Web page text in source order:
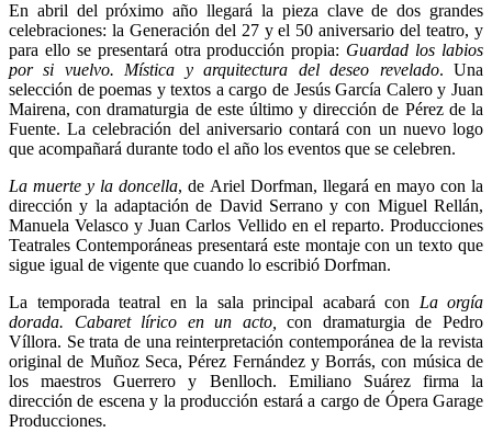
En abril del próximo año llegará la pieza clave de dos grandes
celebraciones: la Generación del 27 y el 50 aniversario del teatro, y
para ello se presentará otra producción propia: Guardad los labios
por si vuelvo. Mística y arquitectura del deseo revelado. Una
selección de poemas y textos a cargo de Jesús García Calero y Juan
Mairena, con dramaturgia de este último y dirección de Pérez de la
Fuente. La celebración del aniversario contará con un nuevo logo
que acompañará durante todo el año los eventos que se celebren.
La muerte y la doncella, de Ariel Dorfman, llegará en mayo con la
dirección y la adaptación de David Serrano y con Miguel Rellán,
Manuela Velasco y Juan Carlos Vellido en el reparto. Producciones
Teatrales Contemporáneas presentará este montaje con un texto que
sigue igual de vigente que cuando lo escribió Dorfman.
La temporada teatral en la sala principal acabará con La orgía
dorada. Cabaret lírico en un acto,
con dramaturgia de Pedro
Víllora. Se trata de una reinterpretación contemporánea de la revista
original de Muñoz Seca, Pérez Fernández y Borrás, con música de
los maestros Guerrero y Benlloch. Emiliano Suárez firma la
dirección de escena y la producción estará a cargo de Ópera Garage
Producciones.